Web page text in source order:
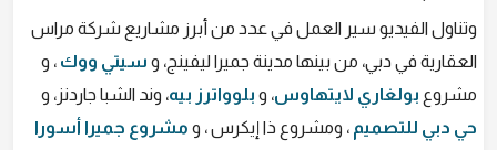
وتناول الفيديو سير العمل في عدد من أبرز مشاريع شركة مراس
العقارية في دبي، من بينها مدينة جميرا ليفينج، و سيتي ووك ، و
مشروع بولغاري لايتهاوس، و بلوواترز بيه، وند الشبا جاردنز، و
حي دبي للتصميم ، ومشروع ذا إيكرس ، و مشروع جميرا أسورا